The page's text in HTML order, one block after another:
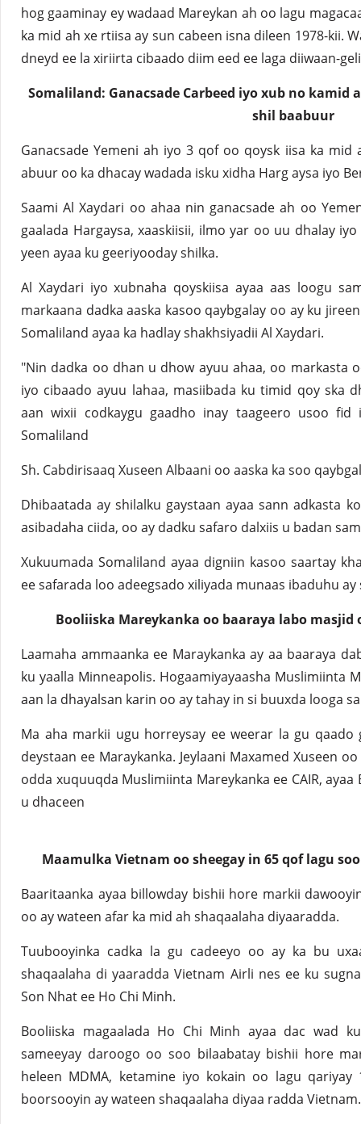
hog gaaminay ey wadaad Mareykan ah oo lagu
ka mid ah xe rtiisa ay sun cabeen isna dileen 1978-kii.
dneyd ee la xiriirta cibaado diim eed ee laga diiwaan-
Somaliland: Ganacsade Carbeed iyo xub no kamid
shil baabuur
Ganacsade Yemeni ah iyo 3 qof oo qoysk iisa ka mid
abuur oo ka dhacay wadada isku xidha Harg aysa iyo
Saami Al Xaydari oo ahaa nin ganacsade ah oo
gaalada Hargaysa, xaaskiisii, ilmo yar oo uu dhalay
yeen ayaa ku geeriyooday shilka.
Al Xaydari iyo xubnaha qoyskiisa ayaa aas loogu
markaana dadka aaska kasoo qaybgalay oo ay ku
Somaliland ayaa ka hadlay shakhsiyadii Al Xaydari.
"Nin dadka oo dhan u dhow ayuu ahaa, oo markasta
iyo cibaado ayuu lahaa, masiibada ku timid qoy ska
aan wixii codkaygu gaadho inay taageero usoo fid
Somaliland
Sh. Cabdirisaaq Xuseen Albaani oo aaska ka soo
Dhibaatada ay shilalku gaystaan ayaa sann adkasta
asibadaha ciida, oo ay dadku safaro dalxiis u badan
Xukuumada Somaliland ayaa digniin kasoo saartay
ee safarada loo adeegsado xiliyada munaas ibaduhu ay
Booliiska Mareykanka oo baaraya labo masjid
Laamaha ammaanka ee Maraykanka ay aa baaraya
ku yaalla Minneapolis. Hogaamiyayaasha Muslimiinta
aan la dhayalsan karin oo ay tahay in si buuxda looga
Ma aha markii ugu horreysay ee weerar la gu
deystaan ee Maraykanka. Jeylaani Maxamed Xuseen
odda xuquuqda Muslimiinta Mareykanka ee CAIR, ayaa
u dhaceen
Maamulka Vietnam oo sheegay in 65 qof lagu
Baaritaanka ayaa billowday bishii hore markii
oo ay wateen afar ka mid ah shaqaalaha diyaaradda.
Tuubooyinka cadka la gu cadeeyo oo ay ka bu
shaqaalaha di yaaradda Vietnam Airli nes ee ku
Son Nhat ee Ho Chi Minh.
Booliiska magaalada Ho Chi Minh ayaa dac wad
sameeyay daroogo oo soo bilaabatay bishii hore
heleen MDMA, ketamine iyo kokain oo lagu
boorsooyin ay wateen shaqaalaha diyaa radda Vietnam.